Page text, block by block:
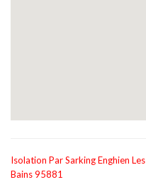
Isolation Par Sarking Enghien Les
Bains 95881